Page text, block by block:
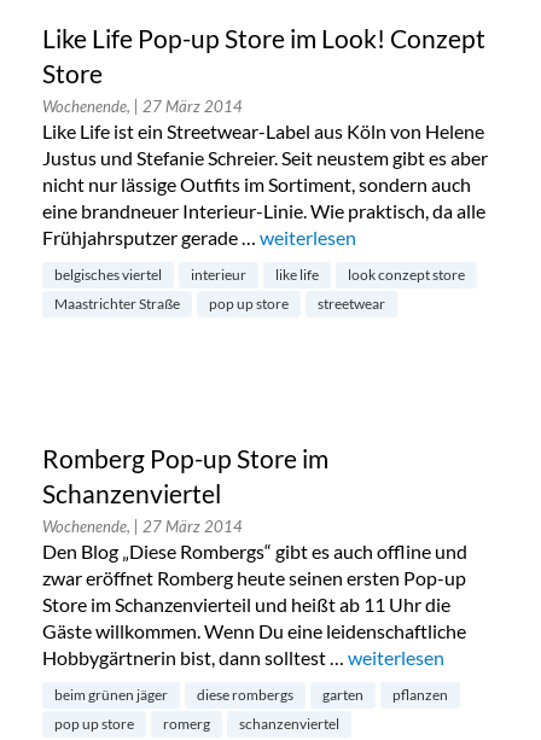
Like Life Pop-up Store im Look! Conzept
Store
Wochenende, | 27 März 2014
Like Life ist ein Streetwear-Label aus Köln von Helene
Justus und Stefanie Schreier. Seit neustem gibt es aber
nicht nur lässige Outfits im Sortiment, sondern auch
eine brandneuer Interieur-Linie. Wie praktisch, da alle
Frühjahrsputzer gerade … „Like Life Pop-up Store im Look!
weiterlesen
belgisches viertel interieur like life
look conzept store
Maastrichter Straße
pop up store streetwear
Romberg Pop-up Store im
Schanzenviertel
Wochenende, | 27 März 2014
Den Blog „Diese Rombergs“ gibt es auch offline und
zwar eröffnet Romberg heute seinen ersten Pop-up
Store im Schanzenvierteil und heißt ab 11 Uhr die
Gäste willkommen. Wenn Du eine leidenschaftliche
Hobbygärtnerin bist, dann solltest … „Romberg Pop-up
weiterlesen
beim grünen jäger diese rombergs garten
pflanzen
pop up store
romerg schanzenviertel